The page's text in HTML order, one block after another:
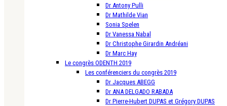
Dr Antony Pulli
Dr Mathilde Vian
Sonia Spelen
Dr Vanessa Nabal
Dr Christophe Girardin Andréani
Dr Marc Hay
Le congrès ODENTH 2019
Les conférenciers du congrès 2019
Dr Jacques ABEGG
Dr ANA DELGADO RABADA
Dr Pierre-Hubert DUPAS et Grégory DUPAS